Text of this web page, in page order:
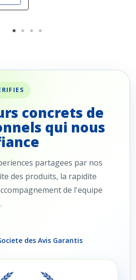
concrets de
qui nous
partagees par nos
des produits, la rapidite
de l'equipe
des Avis Garantis